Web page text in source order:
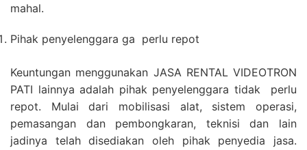
mahal.
Pihak penyelenggara ga perlu repot
Keuntungan menggunakan JASA RENTAL VIDEOTRON
PATI lainnya adalah pihak penyelenggara tidak perlu
repot. Mulai dari mobilisasi alat, sistem operasi,
pemasangan dan pembongkaran, teknisi dan lain
jadinya telah disediakan oleh pihak penyedia jasa.